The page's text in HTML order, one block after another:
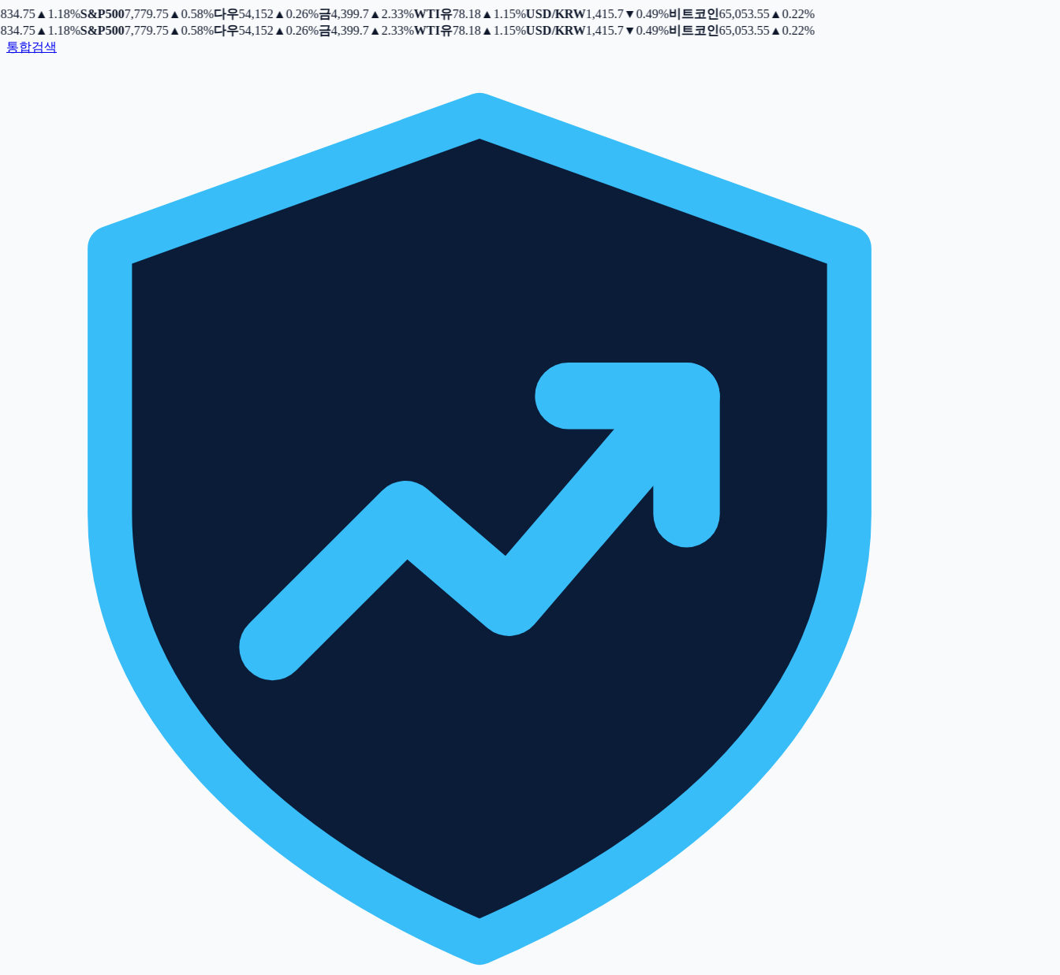
▲1.18%S&P5007,779.75▲0.58%다우54,152▲ 0.26%금4,399.7▲2.33%WTI유78.18▲1.15%USD/KRW1,415.7▼0.49%비트코인65,053.55▲0.22%
▲1.18%S&P5007,779.75▲0.58%다우54,152▲ 0.26%금4,399.7▲2.33%WTI유78.18▲1.15%USD/KRW1,415.7▼0.49%비트코인65,053.55▲0.22%
통합검색